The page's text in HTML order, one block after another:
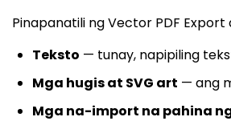
Pinapanatili ng Vector PDF
Teksto — tunay, napipiling
Mga hugis at SVG art — ang
Mga na-import na pahina ng